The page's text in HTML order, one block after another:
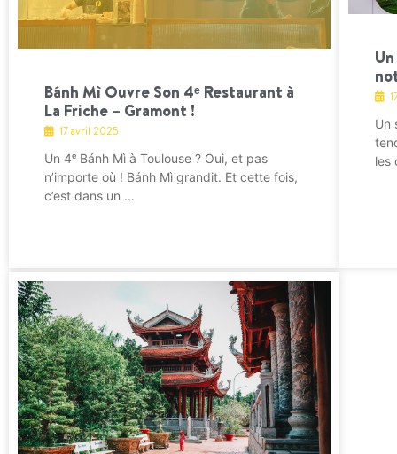
Bánh Mì Ouvre Son 4ᵉ Restaurant à
La Friche – Gramont !
17 avril 2025
Un 4ᵉ Bánh Mì à Toulouse ? Oui, et pas
n’importe où ! Bánh Mì grandit. Et cette fois,
c’est dans un …
Un
les